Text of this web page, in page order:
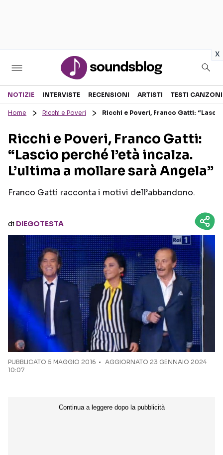
x
Sezioni
RECENSIONI MUSICALI
INTERVISTE
GOSSIP E CURIOSITÀ
TESTI CANZONI
TOUR ED EVENTI
TALENT SHOW
Seguici sui social
NOTIZIE INTERVISTE RECENSIONI ARTISTI TESTI CANZONI
Home Ricchi e Poveri Ricchi e Poveri, Franco Gatti:
Ricchi e Poveri, Franco Gatti:
“Lascio perché l’età incalza.
L’ultima a mollare sarà Angela”
Franco Gatti racconta i motivi dell’abbandono.
di DIEGOTESTA
PUBBLICATO 5 MAGGIO 2016
AGGIORNATO 23 GENNAIO 2024
10:07